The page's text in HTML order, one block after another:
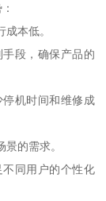
本低。
段，确保产品的
机时间和维修成
的需求。
同用户的个性化